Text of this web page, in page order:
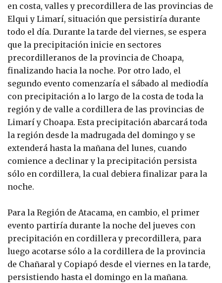
en costa, valles y precordillera de las provincias de
Elqui y Limarí, situación que persistiría durante
todo el día. Durante la tarde del viernes, se espera
que la precipitación inicie en sectores
precordilleranos de la provincia de Choapa,
finalizando hacia la noche. Por otro lado, el
segundo evento comenzaría el sábado al mediodía
con precipitación a lo largo de la costa de toda la
región y de valle a cordillera de las provincias de
Limarí y Choapa. Esta precipitación abarcará toda
la región desde la madrugada del domingo y se
extenderá hasta la mañana del lunes, cuando
comience a declinar y la precipitación persista
sólo en cordillera, la cual debiera finalizar para la
noche.
Para la Región de Atacama, en cambio, el primer
evento partiría durante la noche del jueves con
precipitación en cordillera y precordillera, para
luego acotarse sólo a la cordillera de la provincia
de Chañaral y Copiapó desde el viernes en la tarde,
persistiendo hasta el domingo en la mañana.